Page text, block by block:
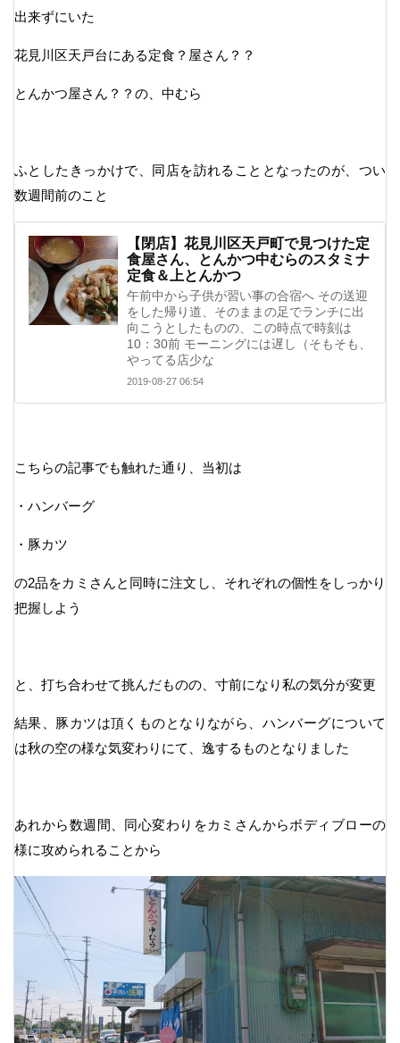
出来ずにいた
花見川区天戸台にある定食？屋さん？？
とんかつ屋さん？？の、中むら
ふとしたきっかけで、同店を訪れることとなったのが、つい
数週間前のこと
【閉店】花見川区天戸町で見つけた定
食屋さん、とんかつ中むらのスタミナ
定食＆上とんかつ
午前中から子供が習い事の合宿へ その送迎
をした帰り道、そのままの足でランチに出
向こうとしたものの、この時点で時刻は
10：30前 モーニングには遅し（そもそも、
やってる店少な
2019-08-27 06:54
こちらの記事でも触れた通り、当初は
・ハンバーグ
・豚カツ
の2品をカミさんと同時に注文し、それぞれの個性をしっかり
把握しよう
と、打ち合わせて挑んだものの、寸前になり私の気分が変更
結果、豚カツは頂くものとなりながら、ハンバーグについて
は秋の空の様な気変わりにて、逸するものとなりました
あれから数週間、同心変わりをカミさんからボディブローの
様に攻められることから